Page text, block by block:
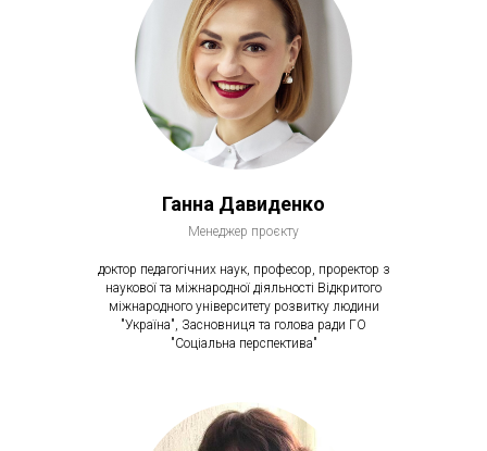
Ганна Давиденко
Менеджер проєкту
доктор педагогічних наук, професор, проректор з
наукової та міжнародної діяльності Відкритого
міжнародного університету розвитку людини
"Україна", Засновниця та голова ради ГО
"Соціальна перспектива"